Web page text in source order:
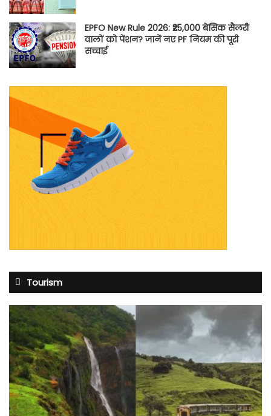
EPFO New Rule 2026: ₹25,000 बेसिक सैलरी
वालों को पेंशन? जानें नए PF नियम की पूरी
सच्चाई
Tourism